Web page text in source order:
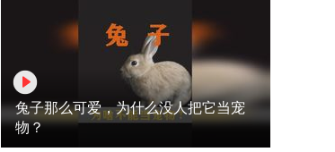
兔子那么可爱，为什么没人把它当宠
物？